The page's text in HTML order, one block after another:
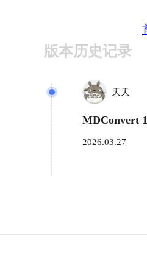
版本历史记录
天天
MDConvert
2026.03.27